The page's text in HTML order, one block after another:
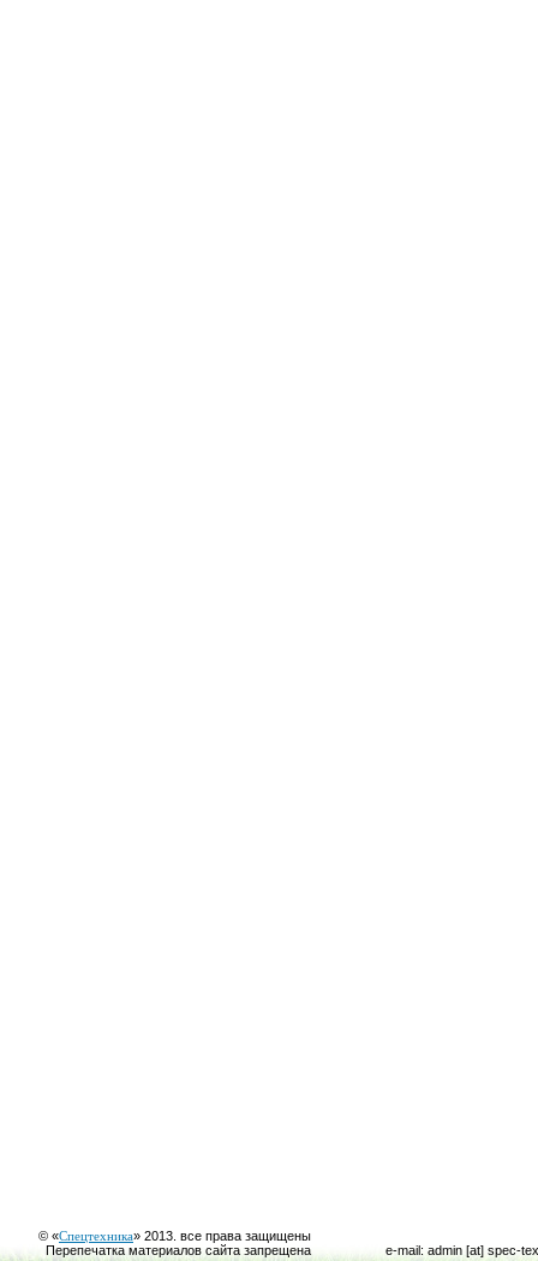
© «Спецтехника» 2013. все права защищены
Перепечатка материалов сайта запрещена
e-mail: admin [at] spec-